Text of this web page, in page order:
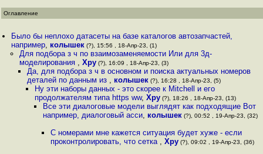
Оглавление
Было бы неплохо датасеты на базе каталогов автозапчастей,
например, колышек (?), 15:56 , 18-Апр-23, (1)
Для подбора з ч по взаимозаменяемости Или для 3д-
моделирования , Хру(?), 16:09 , 18-Апр-23, (3)
Да, для подбора з ч в основном и поиска актуальных номеров
деталей по данным из , колышек(?), 16:28 , 18-Апр-23, (5)
Ну эти наборы данных - это скорее к Mitchell и его
продолжателям типа https ww,Хру (?), 18:26 , 18-Апр-23, (13)
Все эти диалоговые модели выглядят как подходящие Вот
например, диалоговый асси, колышек(?), 00:52 , 19-Апр-23, (32)
С номерами мне кажется ситуация будет хуже - если
проконтролировать, что сетка , Хру(?), 09:02 , 19-Апр-23, (36)